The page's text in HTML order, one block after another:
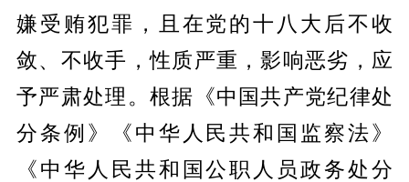
嫌受贿犯罪，且在党的十八大后不收
敛、不收手，性质严重，影响恶劣，应
予严肃处理。根据《中国共产党纪律处
分条例》《中华人民共和国监察法》
《中华人民共和国公职人员政务处分